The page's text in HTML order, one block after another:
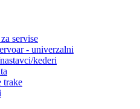
servise
- univerzalni
kederi
trake